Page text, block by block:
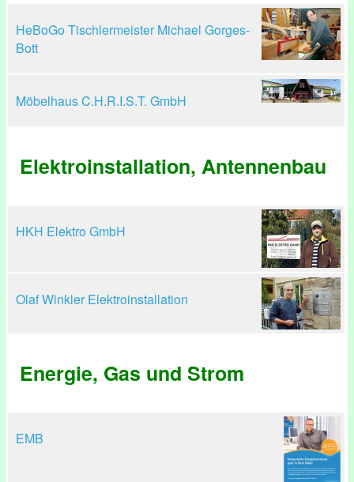
HeBoGo Tischlermeister Michael Gorges-
Bott
Möbelhaus C.H.R.I.S.T. GmbH
Elektroinstallation, Antennenbau
HKH Elektro GmbH
Olaf Winkler Elektroinstallation
Energie, Gas und Strom
EMB